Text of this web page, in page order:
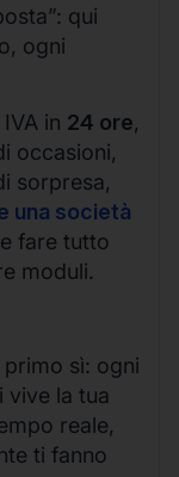
qui
ogni
in 24 ore,
occasioni,
sorpresa,
una società
fare tutto
moduli.
sì: ogni
vive la tua
reale,
ti fanno